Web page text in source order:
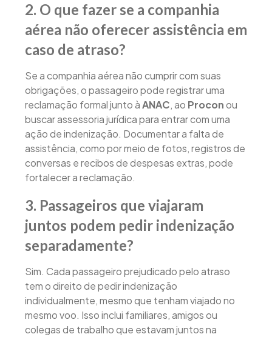
2. O que fazer se a companhia
aérea não oferecer assistência em
caso de atraso?
Se a companhia aérea não cumprir com suas
obrigações, o passageiro pode registrar uma
reclamação formal junto àANAC, ao Proconou
buscar assessoria jurídica para entrar com uma
ação de indenização. Documentar a falta de
assistência, como por meio de fotos, registros de
conversas e recibos de despesas extras, pode
fortalecer a reclamação.
3. Passageiros que viajaram
juntos podem pedir indenização
separadamente?
Sim. Cada passageiro prejudicado pelo atraso
tem o direito de pedir indenização
individualmente, mesmo que tenham viajado no
mesmo voo. Isso inclui familiares, amigos ou
colegas de trabalho que estavam juntos na